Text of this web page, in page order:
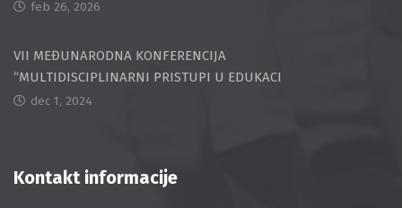
feb 26, 2026
VII MEĐUNARODNA KONFERENCIJA
“MULTIDISCIPLINARNI PRISTUPI U EDUKACI
dec 1, 2024
Kontakt informacije